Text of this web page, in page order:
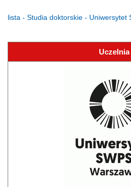
lista - Studia doktorskie - Uniwersytet
Uczelnia